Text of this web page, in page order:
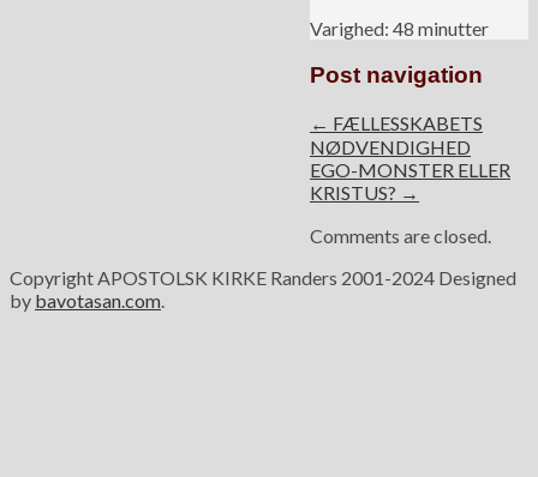
Varighed: 48 minutter
Post navigation
← FÆLLESSKABETS
NØDVENDIGHED
EGO-MONSTER ELLER
KRISTUS? →
Comments are closed.
Copyright APOSTOLSK KIRKE Randers 2001-2024 Designed
by bavotasan.com